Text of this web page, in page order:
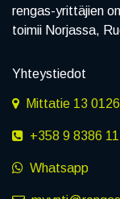
rengas-yrittäjien
toimii Norjassa,
Yhteystiedot
Mittatie 13
+358 9 8386
Whatsapp